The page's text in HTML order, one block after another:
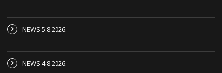
NEWS 5.8.2026.
NEWS 4.8.2026.